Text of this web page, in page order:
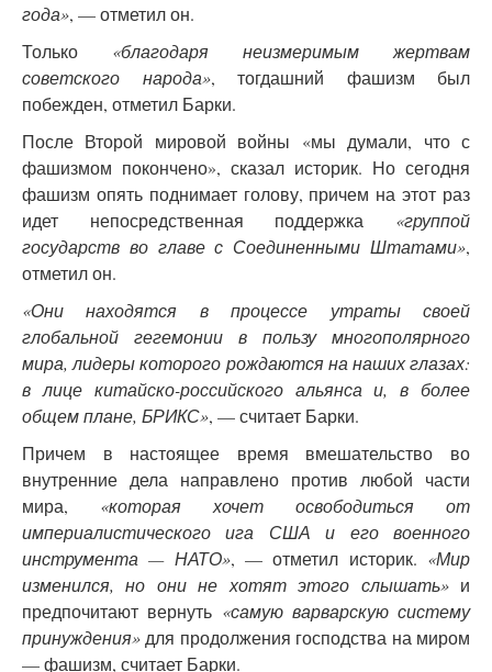
года», — отметил он.
Только «благодаря неизмеримым жертвам
советского народа», тогдашний фашизм был
побежден, отметил Барки.
После Второй мировой войны «мы думали, что с
фашизмом покончено», сказал историк. Но сегодня
фашизм опять поднимает голову, причем на этот раз
идет непосредственная поддержка «группой
государств во главе с Соединенными Штатами»,
отметил он.
«Они находятся в процессе утраты своей
глобальной гегемонии в пользу многополярного
мира, лидеры которого рождаются на наших глазах:
в лице китайско-российского альянса и, в более
общем плане, БРИКС», — считает Барки.
Причем в настоящее время вмешательство во
внутренние дела направлено против любой части
мира, «которая хочет освободиться от
империалистического ига США и его военного
инструмента — НАТО», — отметил историк. «Мир
изменился, но они не хотят этого слышать»и
предпочитают вернуть «самую варварскую систему
принуждения» для продолжения господства на миром
— фашизм, считает Барки.